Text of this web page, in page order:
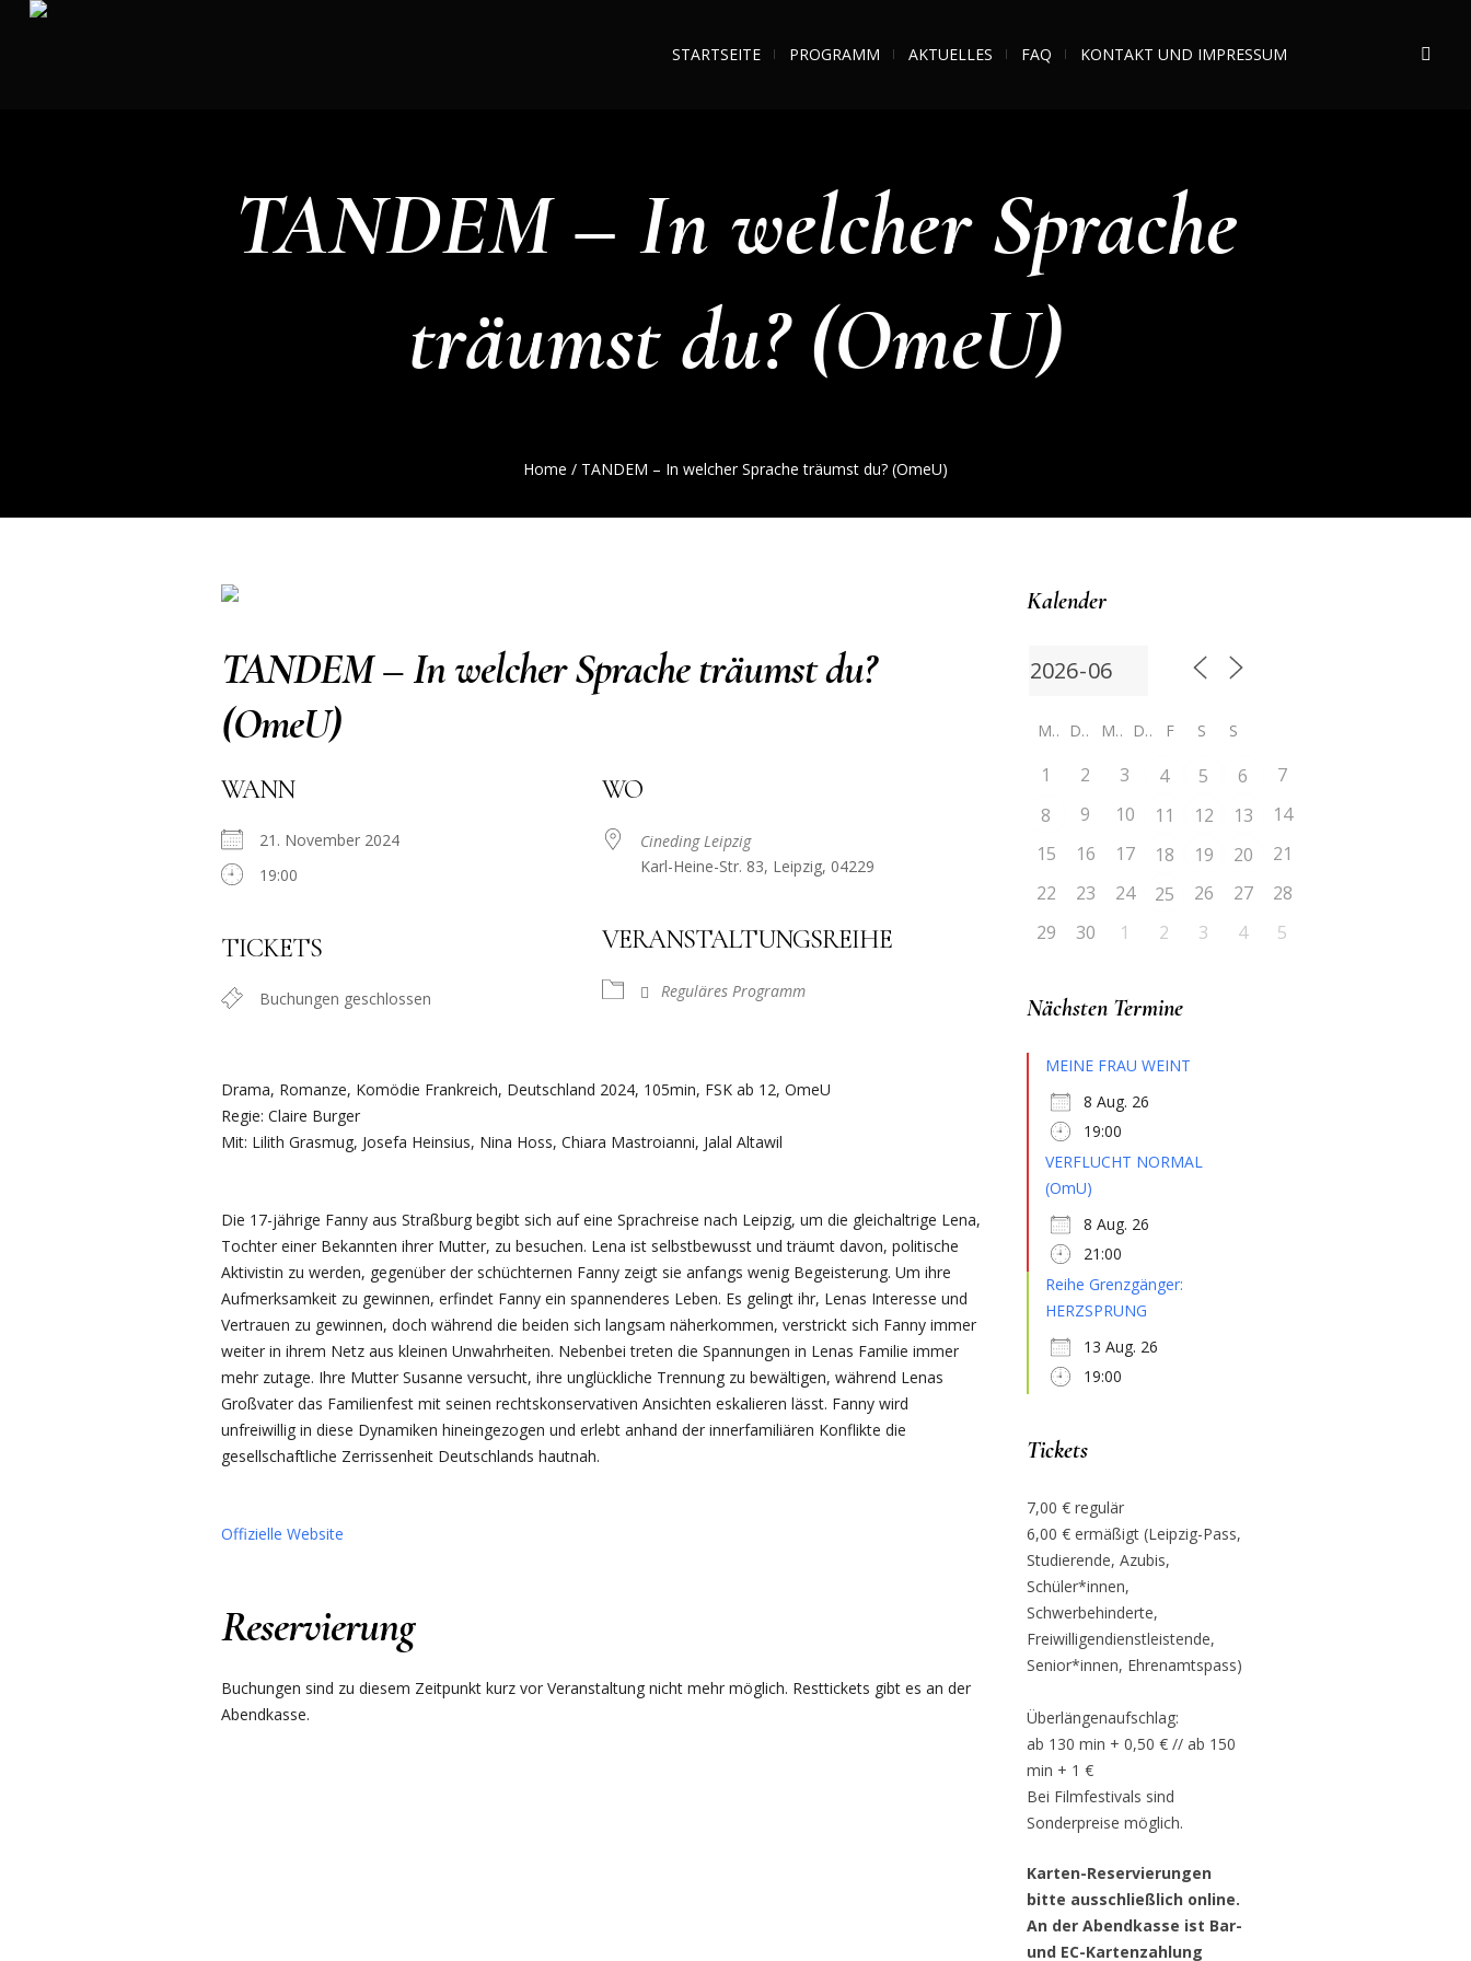
STARTSEITE PROGRAMM AKTUELLES FAQ KONTAKT UND IMPRESSUM
TANDEM – In welcher Sprache
träumst du? (OmeU)
Home / TANDEM – In welcher Sprache träumst du? (OmeU)
TANDEM – In welcher Sprache träumst du?
(OmeU)
WANN
21. November 2024
19:00
TICKETS
Buchungen geschlossen
WO
Cineding Leipzig
Karl-Heine-Str. 83, Leipzig, 04229
VERANSTALTUNGSREIHE
Reguläres Programm
Drama, Romanze, Komödie Frankreich, Deutschland 2024, 105min, FSK ab 12, OmeU
Regie: Claire Burger
Mit: Lilith Grasmug, Josefa Heinsius, Nina Hoss, Chiara Mastroianni, Jalal Altawil
Die 17-jährige Fanny aus Straßburg begibt sich auf eine Sprachreise nach Leipzig, um die gleichaltrige Lena,
Tochter einer Bekannten ihrer Mutter, zu besuchen. Lena ist selbstbewusst und träumt davon, politische
Aktivistin zu werden, gegenüber der schüchternen Fanny zeigt sie anfangs wenig Begeisterung. Um ihre
Aufmerksamkeit zu gewinnen, erfindet Fanny ein spannenderes Leben. Es gelingt ihr, Lenas Interesse und
Vertrauen zu gewinnen, doch während die beiden sich langsam näherkommen, verstrickt sich Fanny immer
weiter in ihrem Netz aus kleinen Unwahrheiten. Nebenbei treten die Spannungen in Lenas Familie immer
mehr zutage. Ihre Mutter Susanne versucht, ihre unglückliche Trennung zu bewältigen, während Lenas
Großvater das Familienfest mit seinen rechtskonservativen Ansichten eskalieren lässt. Fanny wird
unfreiwillig in diese Dynamiken hineingezogen und erlebt anhand der innerfamiliären Konflikte die
gesellschaftliche Zerrissenheit Deutschlands hautnah.
Offizielle Website
Reservierung
Buchungen sind zu diesem Zeitpunkt kurz vor Veranstaltung nicht mehr möglich. Resttickets gibt es an der
Abendkasse.
Kalender
M D M D F S S
1 2 3 4 5 6
7
8
9 10 11 12 13
14
15
16 17 18 19 20
21
22
23 24 25 26 27
28
29
30 1 2 3 4 5
Nächsten Termine
MEINE FRAU WEINT
8 Aug. 26
19:00
VERFLUCHT NORMAL
(OmU)
8 Aug. 26
21:00
Reihe Grenzgänger:
HERZSPRUNG
13 Aug. 26
19:00
Tickets
7,00 € regulär
6,00 € ermäßigt (Leipzig-Pass,
Studierende, Azubis,
Schüler*innen,
Schwerbehinderte,
Freiwilligendienstleistende,
Senior*innen, Ehrenamtspass)
Überlängenaufschlag:
ab 130 min + 0,50 € // ab 150
min + 1 €
Bei Filmfestivals sind
Sonderpreise möglich.
Karten-Reservierungen
bitte ausschließlich online.
An der Abendkasse ist Bar-
und EC-Kartenzahlung